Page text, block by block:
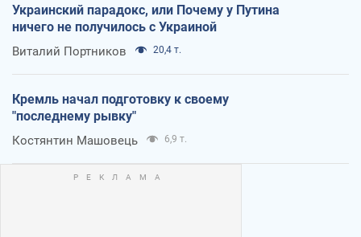
Украинский парадокс, или Почему у Путина
ничего не получилось с Украиной
Виталий Портников 20,4 т.
Кремль начал подготовку к своему
"последнему рывку"
Костянтин Машовець 6,9 т.